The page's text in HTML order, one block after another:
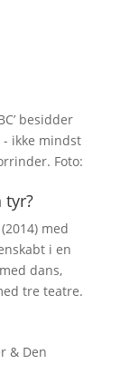
besidder
- ikke mindst
Foto:
tyr?
med
i en
dans,
tre teatre.
& Den